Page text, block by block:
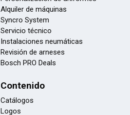
Alquiler de máquinas
Syncro System
Servicio técnico
Instalaciones neumáticas
Revisión de arneses
Bosch PRO Deals
Contenido
Catálogos
Logos